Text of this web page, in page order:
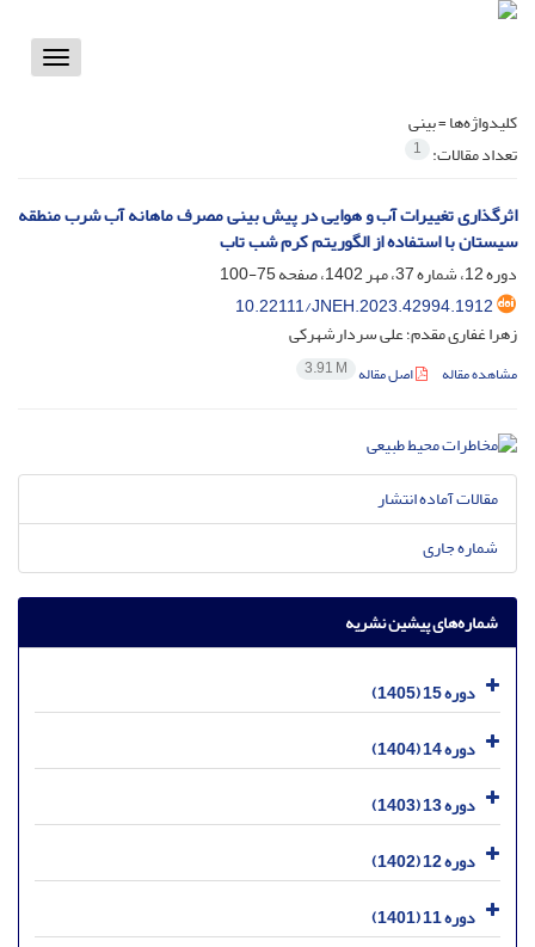
Toggle
کلیدواژه‌ها =بینی
تعداد مقالات: 1
اثرگذاری تغییرات آب و هوایی در پیش ‏بینی مصرف ماهانه آب شرب منطقه
سیستان با استفاده از الگوریتم کرم شب‏ تاب
دوره 12، شماره 37، مهر 1402، صفحه
75-100
10.22111/JNEH.2023.42994.1912
زهرا غفاری مقدم؛ علی سردارشهرکی
مشاهده مقاله اصل مقاله 3.91 M
مقالات آماده انتشار
شماره جاری
شماره‌های پیشین نشریه
دوره 15 (1405)
دوره 14 (1404)
دوره 13 (1403)
دوره 12 (1402)
دوره 11 (1401)